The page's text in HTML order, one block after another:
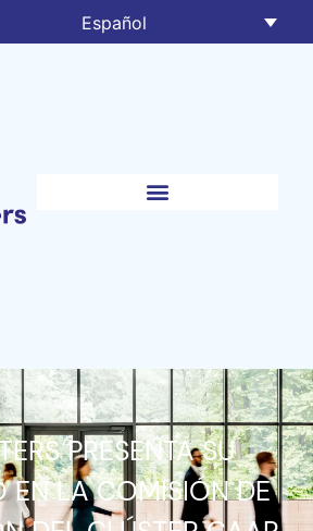
Español
PRESENTA SU
EN LA COMISIÓN DE